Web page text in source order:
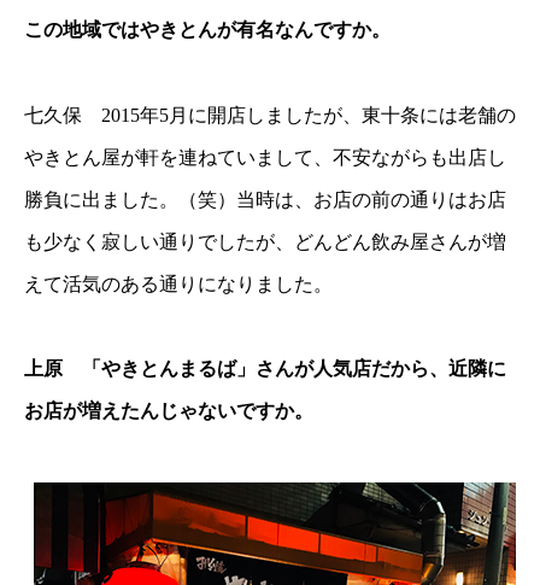
この地域ではやきとんが有名なんですか。
七久保 2015年5月に開店しましたが、東十条には老舗の
やきとん屋が軒を連ねていまして、不安ながらも出店し
勝負に出ました。（笑）当時は、お店の前の通りはお店
も少なく寂しい通りでしたが、どんどん飲み屋さんが増
えて活気のある通りになりました。
上原 「やきとんまるば」さんが人気店だから、近隣に
お店が増えたんじゃないですか。